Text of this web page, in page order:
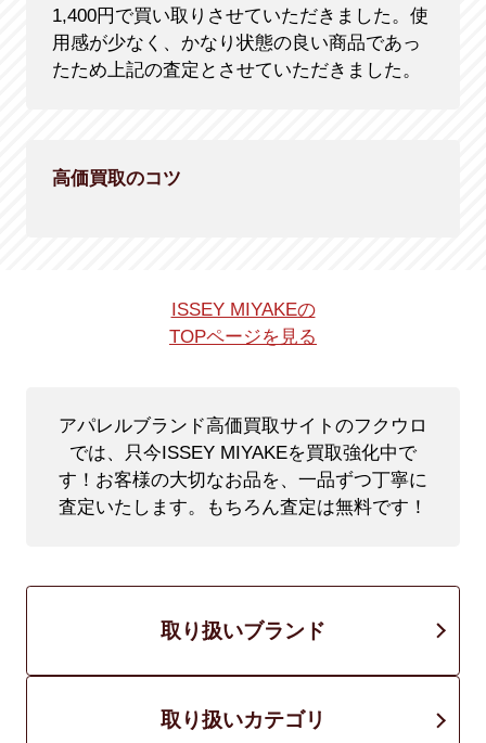
1,400円で買い取りさせていただきました。使
用感が少なく、かなり状態の良い商品であっ
たため上記の査定とさせていただきました。
高価買取のコツ
ISSEY MIYAKEの
TOPページを見る
アパレルブランド高価買取サイトのフクウロ
では、只今ISSEY MIYAKEを買取強化中で
す！ お客様の大切なお品を、一品ずつ丁寧に
査定いたします。もちろん査定は無料です！
取り扱いブランド
取り扱いカテゴリ